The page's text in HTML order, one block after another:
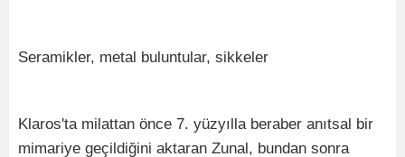
Seramikler, metal buluntular, sikkeler
Klaros'ta milattan önce 7. yüzyılla beraber anıtsal bir
mimariye geçildiğini aktaran Zunal, bundan sonra